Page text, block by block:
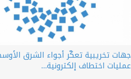
جهات تخريبية تعكّر أجواء الشرق
عمليات اختطاف إلكترونية...